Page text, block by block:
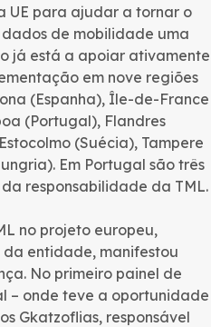
UE para ajudar a tornar o
de mobilidade uma
já está a apoiar ativamente
em nove regiões
(Espanha), Île-de-France
(Portugal), Flandres
(Suécia), Tampere
Em Portugal são três
responsabilidade da TML.
no projeto europeu,
da entidade, manifestou
No primeiro painel de
– onde teve a oportunidade
Gkatzoflias, responsável